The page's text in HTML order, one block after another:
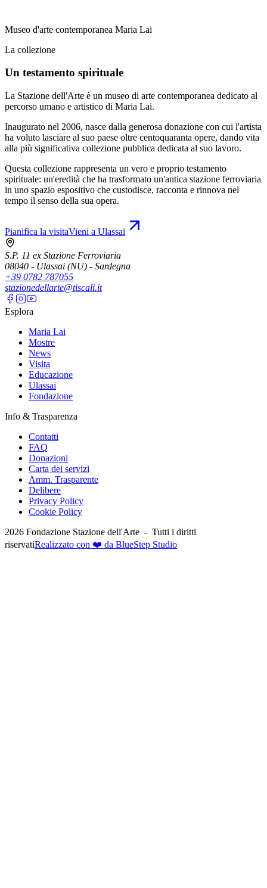
Museo d'arte contemporanea Maria Lai
La collezione
Un testamento spirituale
La Stazione dell'Arte è un museo di arte contemporanea dedicato al
percorso umano e artistico di Maria Lai.
Inaugurato nel 2006, nasce dalla generosa donazione con cui l'artista
ha voluto lasciare al suo paese oltre centoquaranta opere, dando vita
alla più significativa collezione pubblica dedicata al suo lavoro.
Questa collezione rappresenta un vero e proprio testamento
spirituale: un'eredità che ha trasformato un'antica stazione ferroviaria
in uno spazio espositivo che custodisce, racconta e rinnova nel
tempo il senso della sua opera.
Pianifica la visitaVieni a Ulassai
S.P. 11 ex Stazione Ferroviaria
08040 - Ulassai (NU) - Sardegna
+39 0782 787055
stazionedellarte@tiscali.it
Esplora
Maria Lai
Mostre
News
Visita
Educazione
Ulassai
Fondazione
Info & Trasparenza
Contatti
FAQ
Donazioni
Carta dei servizi
Amm. Trasparente
Delibere
Privacy Policy
Cookie Policy
2026 Fondazione Stazione dell'Arte - Tutti i diritti
riservatiRealizzato con ❤️ da BlueStep Studio